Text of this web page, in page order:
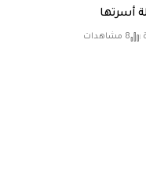
أسرتها
8 مشاهدات